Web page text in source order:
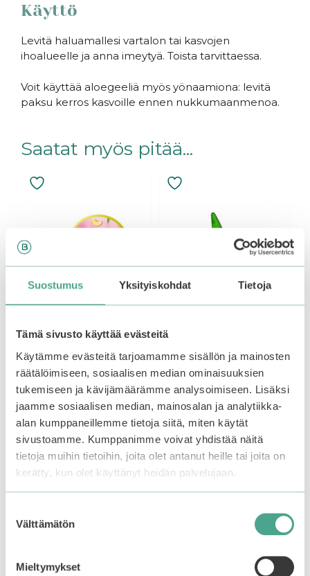
Suostumus Yksityiskohdat Tietoja
Tämä sivusto käyttää evästeitä
Käytämme evästeitä tarjoamamme sisällön ja mainosten
räätälöimiseen, sosiaalisen median ominaisuuksien
tukemiseen ja kävijämäärämme analysoimiseen. Lisäksi
jaamme sosiaalisen median, mainosalan ja analytiikka-
alan kumppaneillemme tietoja siitä, miten käytät
sivustoamme. Kumppanimme voivat yhdistää näitä
tietoja muihin tietoihin, joita olet antanut heille tai joita on
kerätty, kun olet käyttänyt heidän palvelujaan.
valinta
Välttämätön
Mieltymykset
Käyttö
Levitä haluamallesi vartalon tai kasvojen
ihoalueelle ja anna imeytyä. Toista tarvittaessa.
Voit käyttää aloegeeliä myös yönaamiona: levitä
paksu kerros kasvoille ennen nukkumaanmenoa.
Saatat myös pitää...
Frudia | My Orchard
Peach Real Soothing
Gel 300 ml
4.43
5:stä
6,90
Lisää ostoskoriin
Holika Holika | Aloe
99% Soothing Gel 55
ml
4.64
5:stä
5,45
Lisää ostoskoriin